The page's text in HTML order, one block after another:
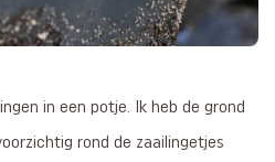
in een potje. Ik heb de grond
rond de zaailingetjes